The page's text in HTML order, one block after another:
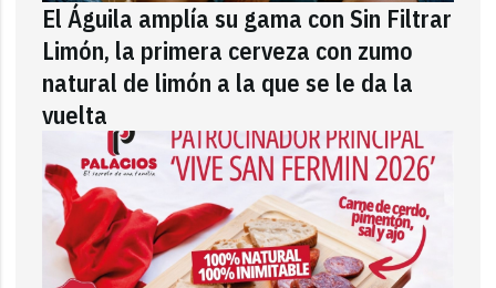
El Águila amplía su gama con Sin Filtrar
Limón, la primera cerveza con zumo
natural de limón a la que se le da la
vuelta